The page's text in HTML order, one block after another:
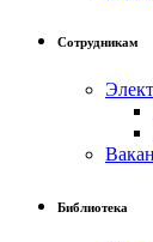
Сотрудникам
Библиотека